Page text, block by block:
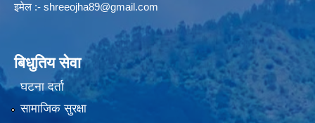
इमेल :- shreeojha89@gmail.com
बिधुतिय सेवा
घटना दर्ता
सामाजिक सुरक्षा